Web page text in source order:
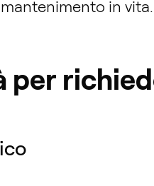
in vita.
per